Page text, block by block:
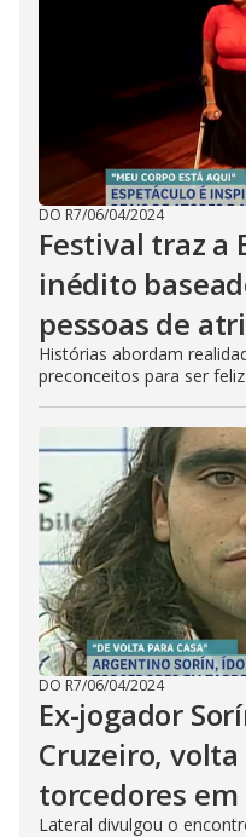
DO R7/06/04/2024
Festival traz a
inédito
pessoas de
Histórias abordam
preconceitos para ser feliz
DO R7/06/04/2024
Ex-jogador
Cruzeiro, volta
torcedores
Lateral divulgou o